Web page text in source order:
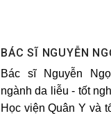
BÁC SĨ NGUYỄN
Bác sĩ Nguyễn
ngành da liễu - tốt
Học viện Quân Y và